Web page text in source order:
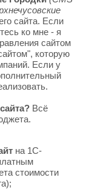
сайта. Если
ко мне - я
сайтом
которую
Если у
Всё
на 1С-
стоимости